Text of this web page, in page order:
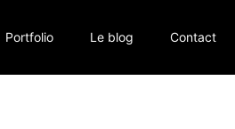
Portfolio Le blog Contact